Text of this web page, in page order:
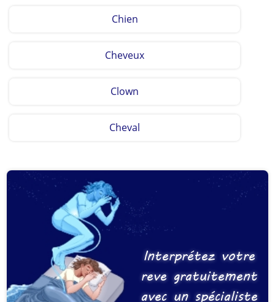
Chien
Cheveux
Clown
Cheval
Interprétez votre
reve gratuitement
avec un spécialiste